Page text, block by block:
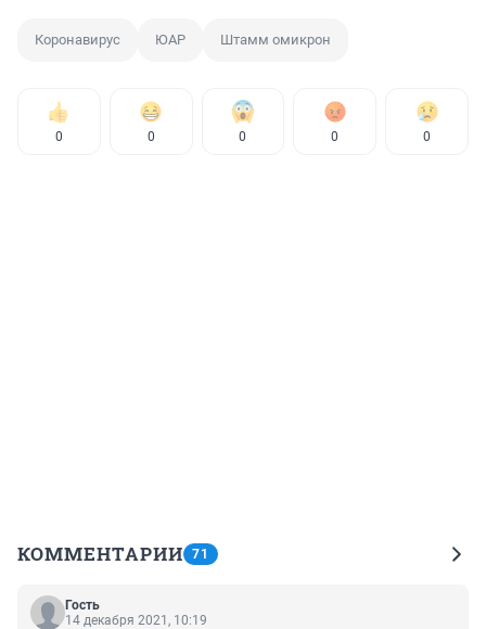
Коронавирус ЮАР Штамм омикрон
0 0 0 0 0
КОММЕНТАРИИ 71
Гость
14 декабря 2021, 10:19